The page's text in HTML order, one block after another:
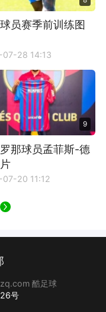
员赛季前训练图
07-28 14:13
9
那球员孟菲斯-德
07-20 11:12
酷足球
号